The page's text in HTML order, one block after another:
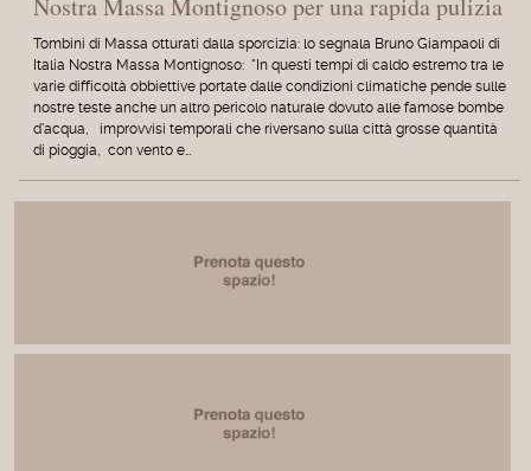
Nostra Massa Montignoso per una rapida pulizia
Tombini di Massa otturati dalla sporcizia: lo segnala Bruno Giampaoli di
Italia Nostra Massa Montignoso: "In questi tempi di caldo estremo tra le
varie difficoltà obbiettive portate dalle condizioni climatiche pende sulle
nostre teste anche un altro pericolo naturale dovuto alle famose bombe
d'acqua, improvvisi temporali che riversano sulla città grosse quantità
di pioggia, con vento e…